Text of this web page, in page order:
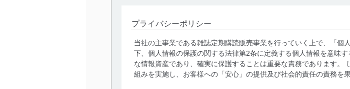
プライバシーポリシー
当社の主事業である雑誌定期購読販売事業を行っていく上で、「個
下、個人情報の保護の関する法律第2条に定義する個人情報を意味
な情報資産であり、確実に保護することは重要な責務であります。
組みを実施し、お客様への「安心」の提供及び社会的責任の責務を